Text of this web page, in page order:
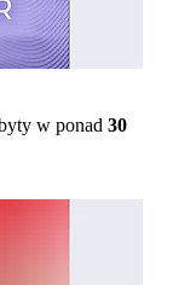
w ponad 30